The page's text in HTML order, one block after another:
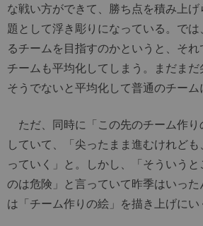
な戦い方ができて、勝ち点を積み上
題として浮き彫りになっている。では
るチームを目指すのかというと、そ
チームも平均化してしまう。まだまだ
そうでないと平均化して普通のチーム
ただ、同時に「この先のチーム作り
していて、「尖ったまま進むけれど
っていく」と。しかし、「そういう
のは危険」と言っていて昨季はいっ
は「チーム作りの絵」を描き上げにい